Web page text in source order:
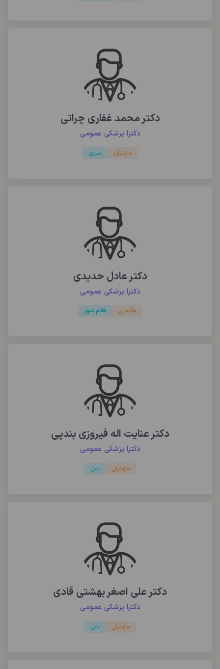
دکتر محمد غفاری چراتی
دکترا پزشکی عمومی
مازندران ساری
دکتر عادل حدیدی
دکترا پزشکی عمومی
مازندران قائم شهر
دکتر عنایت اله فیروزی بندپی
دکترا پزشکی عمومی
مازندران بابل
دکتر علی اصغر بهشتی قادی
دکترا پزشکی عمومی
مازندران بابل